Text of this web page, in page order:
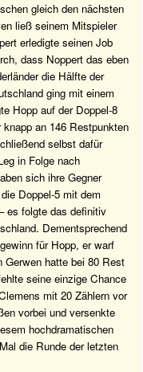
gleich den nächsten
ließ seinem Mitspieler
erledigte seinen Job
dass Noppert das eben
die Hälfte der
ging mit einem
Hopp auf der Doppel-8
an 146 Restpunkten
selbst dafür
in Folge nach
sich ihre Gegner
Doppel-5 mit dem
es folgte das definitiv
Dementsprechend
für Hopp, er warf
Gerwen hatte bei 80 Rest
seine einzige Chance
mit 20 Zählern vor
vorbei und versenkte
hochdramatischen
die Runde der letzten